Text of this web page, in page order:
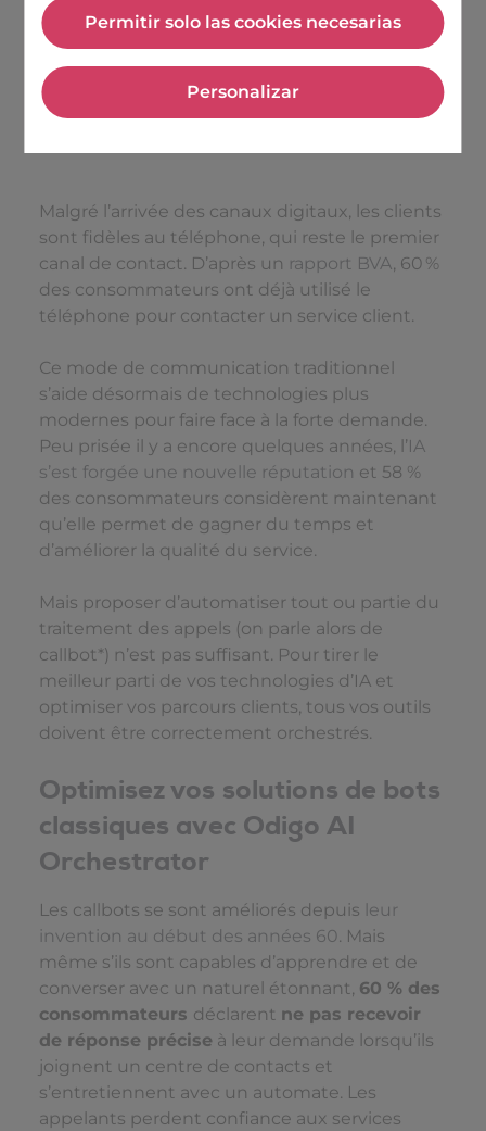
Permitir solo las cookies necesarias
Permitir solo las cookies
Personalizar
Personalizar
Malgré l’arrivée des canaux digitaux, les clients
sont fidèles au téléphone, qui reste le premier
canal de contact. D’après un rapport BVA, 60 %
des consommateurs ont déjà utilisé le
téléphone pour contacter un service client.
Ce mode de communication traditionnel
s’aide désormais de technologies plus
modernes pour faire face à la forte demande.
Peu prisée il y a encore quelques années, l’IA
s’est forgée une nouvelle réputation et 58 %
des consommateurs considèrent maintenant
qu’elle permet de gagner du temps et
d’améliorer la qualité du service.
Mais proposer d’automatiser tout ou partie du
traitement des appels (on parle alors de
callbot*) n’est pas suffisant. Pour tirer le
meilleur parti de vos technologies d’IA et
optimiser vos parcours clients, tous vos outils
doivent être correctement orchestrés.
Optimisez vos solutions de bots
classiques avec Odigo AI
Orchestrator
Les callbots se sont améliorés depuis leur
invention au début des années 60. Mais
même s’ils sont capables d’apprendre et de
converser avec un naturel étonnant, 60 % des
consommateurs déclarent ne pas recevoir
de réponse précise à leur demande lorsqu’ils
joignent un centre de contacts et
s’entretiennent avec un automate. Les
appelants perdent confiance aux services